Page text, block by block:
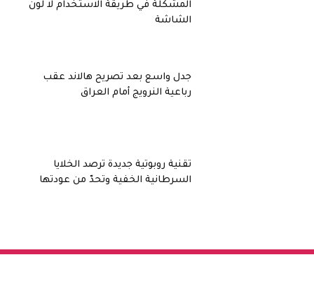
المشكلة في طريقة الاستخدام لا لون
الشاشة
جدل واسع بعد تصريح هالاند عقب
رباعية النرويج أمام العراق
تقنية روبوتية جديدة ترصد الخلايا
السرطانية الخفية وتحدّ من عودتها